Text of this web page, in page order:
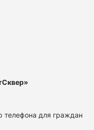
телефона для граждан